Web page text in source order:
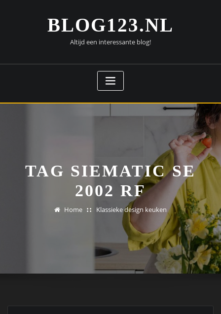
BLOG123.NL
Altijd een interessante blog!
TAG SIEMATIC SE
2002 RF
Home Klassieke design keuken